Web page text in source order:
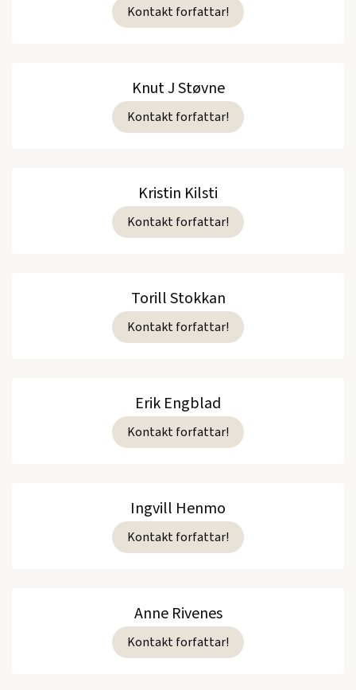
Kontakt forfattar!
Knut J Støvne
Kontakt forfattar!
Kristin Kilsti
Kontakt forfattar!
Torill Stokkan
Kontakt forfattar!
Erik Engblad
Kontakt forfattar!
Ingvill Henmo
Kontakt forfattar!
Anne Rivenes
Kontakt forfattar!